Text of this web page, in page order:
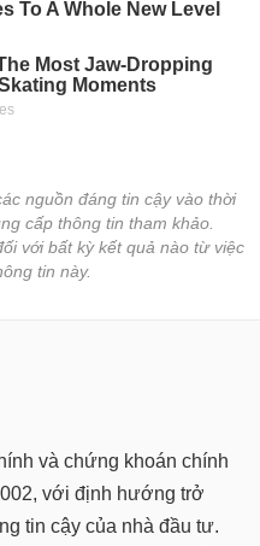
nguồn đáng tin cậy vào thời
cấp thông tin tham khảo.
với bất kỳ kết quả nào từ việc
tin này.
và chứng khoán chính
với định hướng trở
tin cậy của nhà đầu tư.